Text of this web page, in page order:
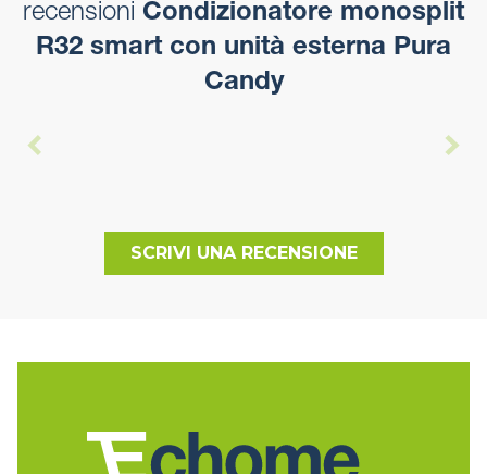
recensioni Condizionatore monosplit
R32 smart con unità esterna Pura
Candy
SCRIVI UNA RECENSIONE